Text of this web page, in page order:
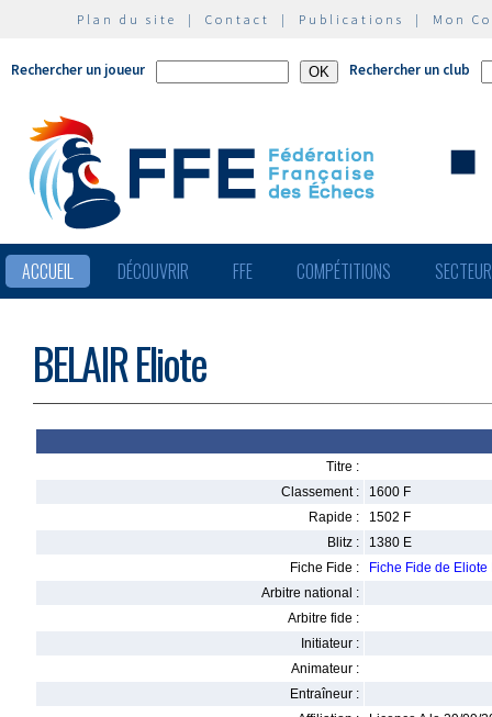
Plan du site | Contact | Publications | Mon
Rechercher un joueur Rechercher un club
ACCUEIL DÉCOUVRIR FFE COMPÉTITIONS
BELAIR Eliote
Titre :
Classement :
1600 F
Rapide :
1502 F
Blitz :
1380 E
Fiche Fide :
Fiche Fide de Eliote
Arbitre national :
Arbitre fide :
Initiateur :
Animateur :
Entraîneur :